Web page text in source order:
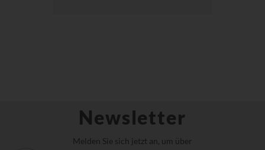
Newsletter
Melden Sie sich jetzt an, um über